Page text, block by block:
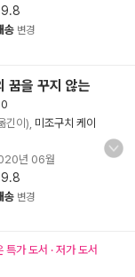
9.8
송 변경
꿈을 꾸지 않는
긴이), 미조구치 케이
년 06월
9.8
송 변경
가 도서 · 저가 도서